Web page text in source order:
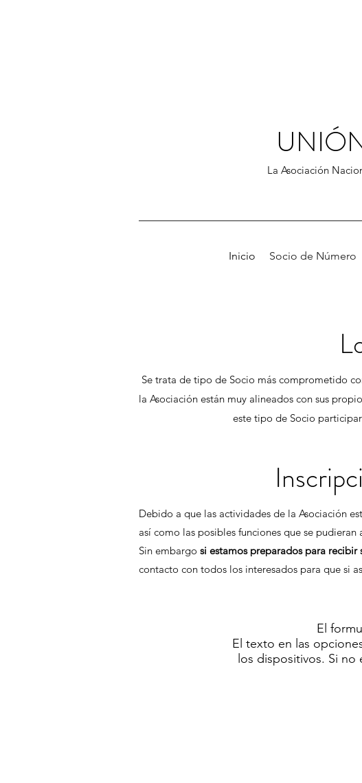
La Asociación
Inicio Socio de Número
Se trata de tipo de Socio más comprometido
la Asociación están muy alineados con sus
este tipo de Socio
Debido a que las actividades de la Asociación
así como las posibles funciones que se
Sin embargo si estamos preparados para
contacto con todos los interesados para que si
El
El texto en las
los dispositivos. Si